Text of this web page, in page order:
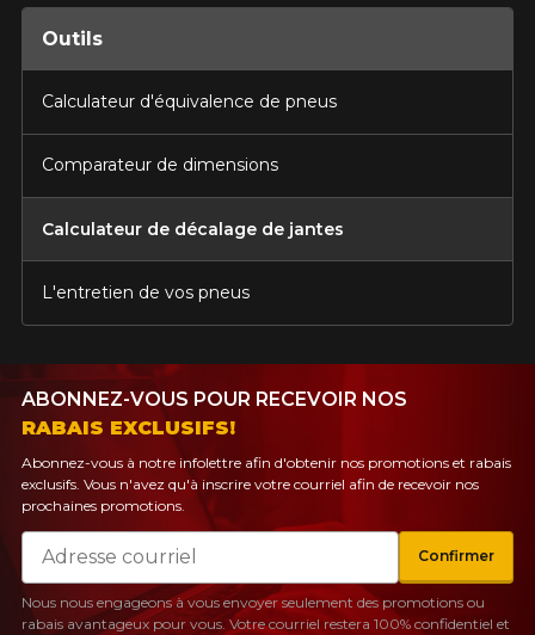
POUR UN TEMPS LIMITÉ SUR
RABAIS10
MINIMUM DE 500$ AVANT TAXES.
CODE PROMO RABAIS10
POUR UN TEMPS LIMITÉ SUR
Outils
Calculateur d'équivalence de pneus
Comparateur de dimensions
Calculateur de décalage de jantes
L'entretien de vos pneus
ABONNEZ-VOUS POUR RECEVOIR NOS
RABAIS EXCLUSIFS!
Abonnez-vous à notre infolettre afin d'obtenir nos promotions et rabais
exclusifs. Vous n'avez qu'à inscrire votre courriel afin de recevoir nos
prochaines promotions.
Courriel
Confirmer
Nous nous engageons à vous envoyer seulement des promotions ou
rabais avantageux pour vous. Votre courriel restera 100% confidentiel et